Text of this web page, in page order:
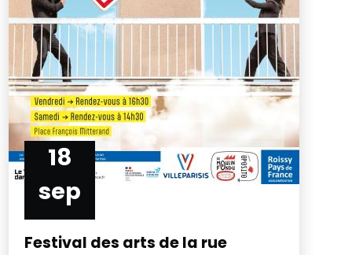
18
sep
Festival des arts de la rue